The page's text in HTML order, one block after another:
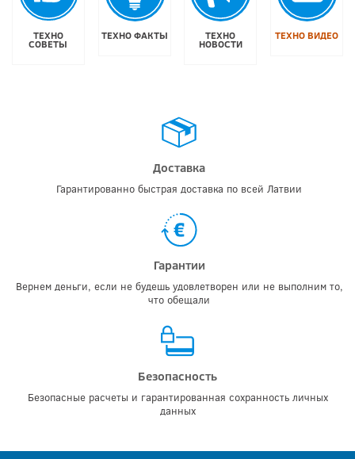
ТЕХНО
СОВЕТЫ
ТЕХНО ФАКТЫ ТЕХНО
НОВОСТИ
ТЕХНО ВИДЕО
Доставка
Гарантированно быстрая доставка по всей Латвии
Гарантии
Вернем деньги, если не будешь удовлетворен или не выполним то,
что обещали
Безопасность
Безопасные расчеты и гарантированная сохранность личных
данных